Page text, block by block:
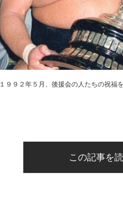
１９９２年５月、後援会の人たちの祝福
この記事を